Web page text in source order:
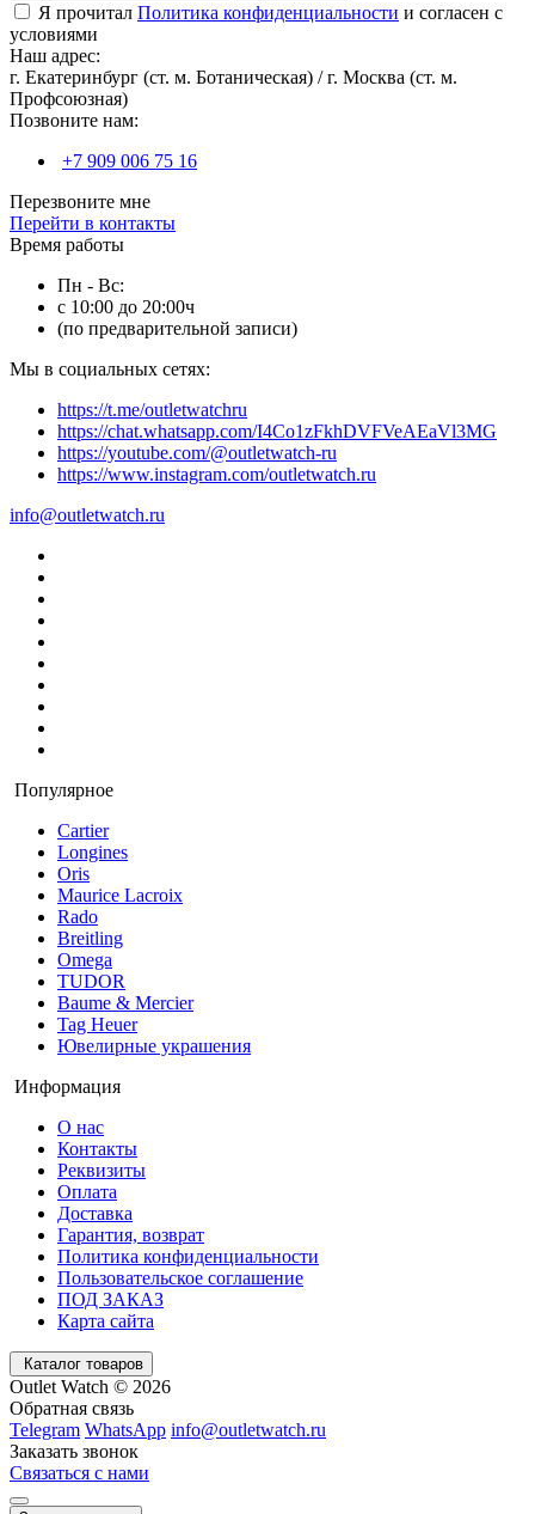
Я прочитал Политика конфиденциальности и согласен с
условиями
Наш адрес:
г. Екатеринбург (ст. м. Ботаническая) / г. Москва (ст. м.
Профсоюзная)
Позвоните нам:
+7 909 006 75 16
Перезвоните мне
Перейти в контакты
Время работы
Пн - Вс:
с 10:00 до 20:00ч
(по предварительной записи)
Мы в социальных сетях:
https://t.me/outletwatchru
https://chat.whatsapp.com/I4Co1zFkhDVFVeAEaVl3MG
https://youtube.com/@outletwatch-ru
https://www.instagram.com/outletwatch.ru
info@outletwatch.ru
Популярное
Cartier
Longines
Oris
Maurice Lacroix
Rado
Breitling
Omega
TUDOR
Baume & Mercier
Tag Heuer
Ювелирные украшения
Информация
О нас
Контакты
Реквизиты
Оплата
Доставка
Гарантия, возврат
Политика конфиденциальности
Пользовательское соглашение
ПОД ЗАКАЗ
Карта сайта
Каталог товаров
Outlet Watch © 2026
Обратная связь
Telegram WhatsApp info@outletwatch.ru
Заказать звонок
Связаться с нами